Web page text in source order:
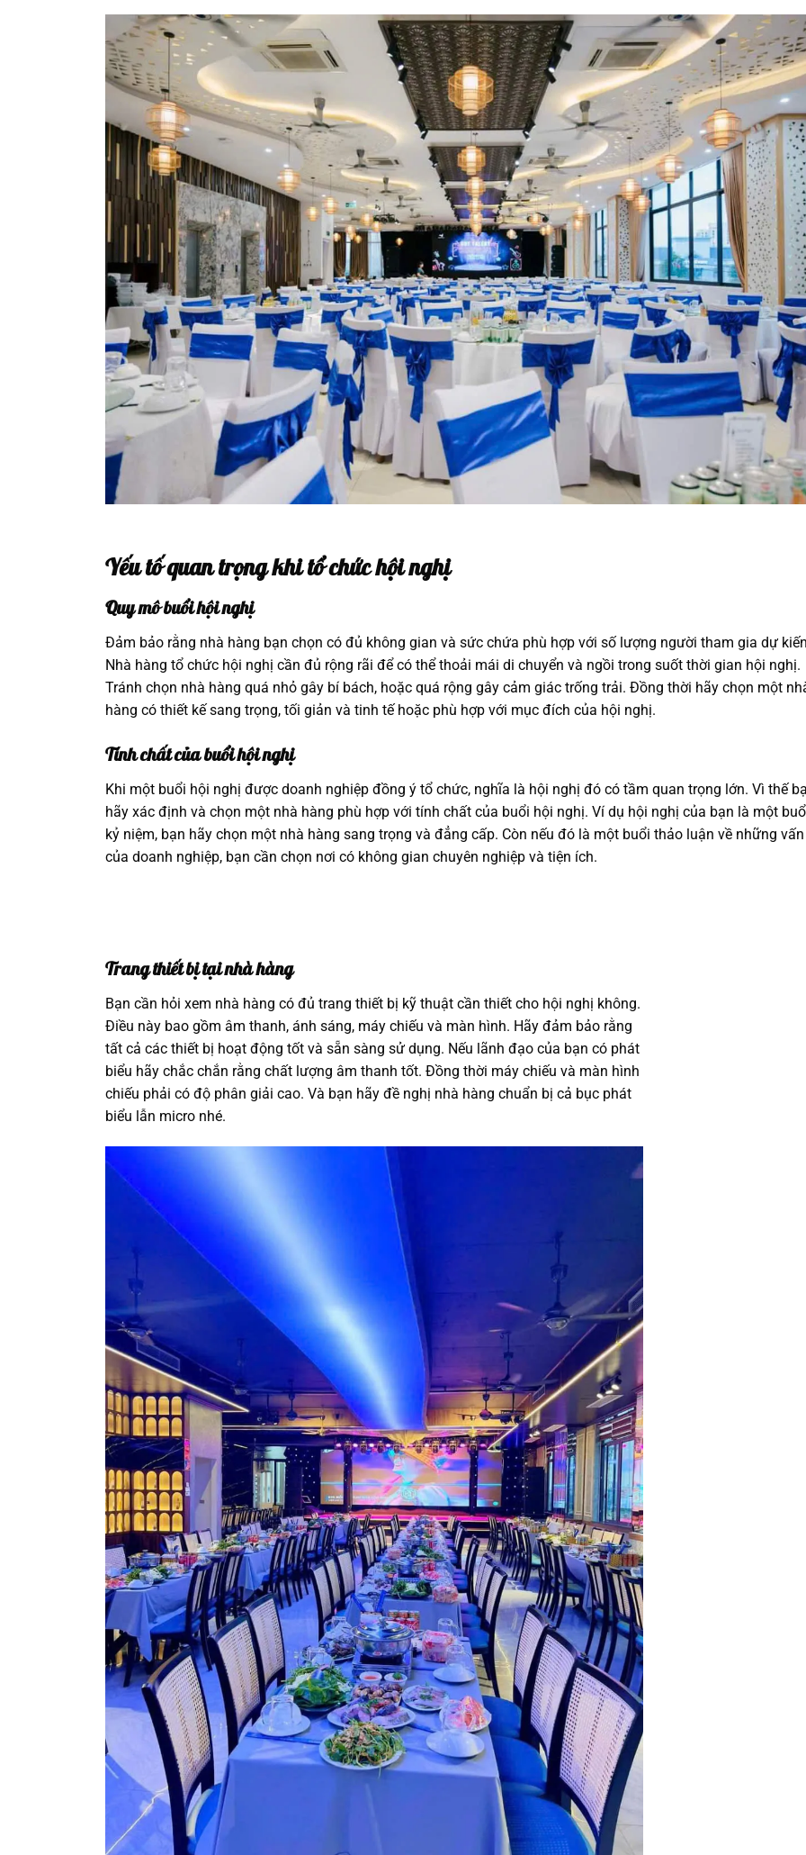
Yếu tố quan trọng khi tổ chức hội nghị
Quy mô buổi hội nghị
Đảm bảo rằng nhà hàng bạn chọn có đủ không gian và sức chứa phù hợp với số lượng người tham gia dự
Nhà hàng tổ chức hội nghị cần đủ rộng rãi để có thể thoải mái di chuyển và ngồi trong suốt thời gian hội nghị.
Tránh chọn nhà hàng quá nhỏ gây bí bách, hoặc quá rộng gây cảm giác trống trải. Đồng thời hãy chọn một
hàng có thiết kế sang trọng, tối giản và tinh tế hoặc phù hợp với mục đích của hội nghị.
Tính chất của buổi hội nghị
Khi một buổi hội nghị được doanh nghiệp đồng ý tổ chức, nghĩa là hội nghị đó có tầm quan trọng lớn. Vì thế
hãy xác định và chọn một nhà hàng phù hợp với tính chất của buổi hội nghị. Ví dụ hội nghị của bạn là một
kỷ niệm, bạn hãy chọn một nhà hàng sang trọng và đẳng cấp. Còn nếu đó là một buổi thảo luận về những
của doanh nghiệp, bạn cần chọn nơi có không gian chuyên nghiệp và tiện ích.
Trang thiết bị tại nhà hàng
Bạn cần hỏi xem nhà hàng có đủ trang thiết bị kỹ thuật cần thiết cho hội nghị không.
Điều này bao gồm âm thanh, ánh sáng, máy chiếu và màn hình. Hãy đảm bảo rằng
tất cả các thiết bị hoạt động tốt và sẵn sàng sử dụng. Nếu lãnh đạo của bạn có phát
biểu hãy chắc chắn rằng chất lượng âm thanh tốt. Đồng thời máy chiếu và màn hình
chiếu phải có độ phân giải cao. Và bạn hãy đề nghị nhà hàng chuẩn bị cả bục phát
biểu lẫn micro nhé.